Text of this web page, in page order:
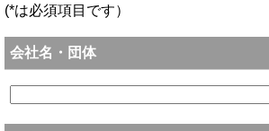
(*は必須項目です）
会社名・団体